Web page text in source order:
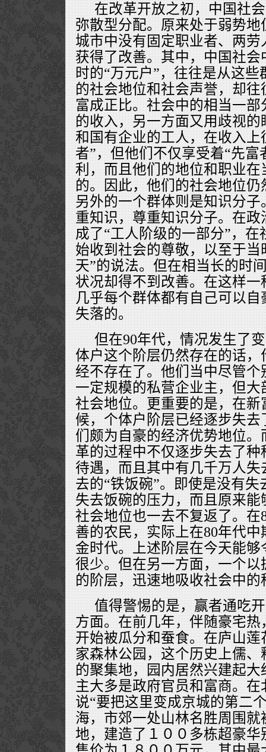
在改革开放之初，中国社
弥散型分配。原来处于弱势
城市中没有固定职业者、两
获得了改善。其中，中国社会
时的“万元户”，往往是从这
的社会地位和社会声誉，却
富成正比。社会中的相当一
的收入，另一方面又用歧视
和国有企业的工人，在收入上
者”，但他们不仅享受着“先富
利，而且他们的地位和职业
的。因此，他们的社会地位仍
另外的一个群体则是知识分
重知识，尊重知识分子。在政
成了“工人阶级的一部分”，
始收到社会的尊敬，以至于当
天”的说法。但在相当长的时
状况却得不到改善。在这样
几乎每个群体都有自己可以
失落的。
但在90年代，情况发生了
体户这个阶层仍然存在的话
经不存在了。他们当中尽管
一定规模的私营企业主，但
社会地位。更重要的是，在
候，个体户阶层已经逐步失
们颇为自豪的经济优势地位
革的过程中不仅逐步失去了
待遇，而且其中有几千万人
去的“铁饭碗”。即使是没有
失去饭碗的压力，而且原来
社会地位也一去不复返了。在
善的农民，实际上在80年代
金时代。上述阶层在今天能
很少。但在另一方面，一个
的阶层，迅速地吸收社会中的
值得警惕的是，赢者通吃
方面。在前几年，伴随豪宅
开始被瓜分和蚕食。在庐山
家森林公园，这个历史上儒
的聚集地，园内居然兴建起
主大多是政府官员和富商。
说“要把这里变成京城的第二
海，市郊一处山林名胜周围
地，建造了１００多栋超豪